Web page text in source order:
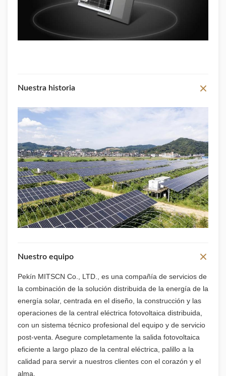
Nuestra historia
Nuestro equipo
Pekín MITSCN Co., LTD., es una compañía de servicios de
la combinación de la solución distribuida de la energía de la
energía solar, centrada en el diseño, la construcción y las
operaciones de la central eléctrica fotovoltaica distribuida,
con un sistema técnico profesional del equipo y de servicio
post-venta. Asegure completamente la salida fotovoltaica
eficiente a largo plazo de la central eléctrica, palillo a la
calidad para servir a nuestros clientes con el corazón y el
alma.